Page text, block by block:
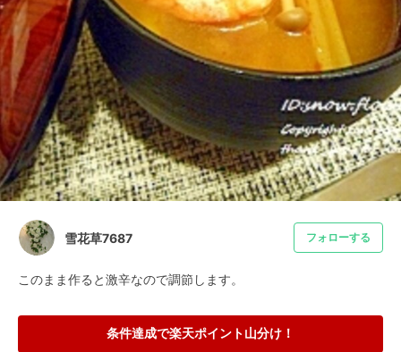
雪花草7687 フォローする
このまま作ると激辛なので調節します。
条件達成で楽天ポイント山分け！